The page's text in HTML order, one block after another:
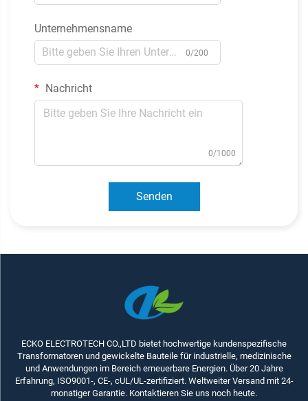
Unternehmensname
0/200
Nachricht
0/1000
Senden
ECKO ELECTROTECH CO.,LTD bietet hochwertige kundenspezifische
Transformatoren und gewickelte Bauteile für industrielle, medizinische
und Anwendungen im Bereich erneuerbare Energien. Über 20 Jahre
Erfahrung, ISO9001-, CE-, cUL/UL-zertifiziert. Weltweiter Versand mit 24-
monatiger Garantie. Kontaktieren Sie uns noch heute.